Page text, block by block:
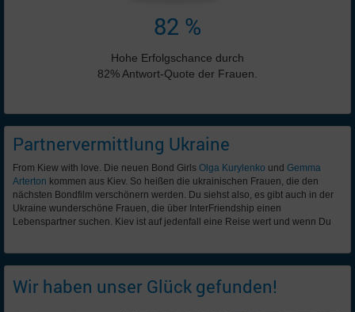
82 %
Hohe Erfolgschance durch
82% Antwort-Quote der Frauen.
Partnervermittlung Ukraine
From Kiew with love. Die neuen Bond Girls Olga Kurylenko und Gemma
Arterton kommen aus Kiev. So heißen die ukrainischen Frauen, die den
nächsten Bondfilm verschönern werden. Du siehst also, es gibt auch in der
Ukraine wunderschöne Frauen, die über InterFriendship einen
Lebenspartner suchen. Kiev ist auf jedenfall eine Reise wert und wenn Du
Wir haben unser Glück gefunden!